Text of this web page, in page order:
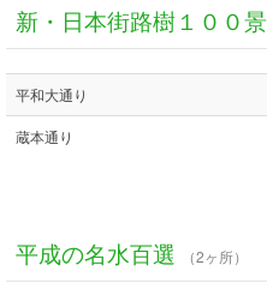
新・日本街路樹１００景
平和大通り
蔵本通り
平成の名水百選 （2ヶ所）